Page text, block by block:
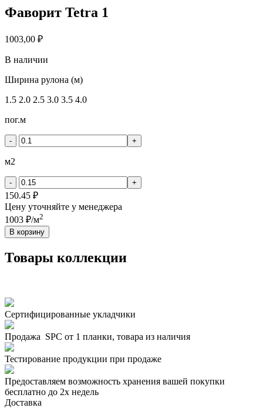
Фаворит Tetra 1
1003,00 ₽
В наличии
Количество
Фаворит
1
Ширина рулона (м)
1.5 2.0 2.5 3.0 3.5 4.0
пог.м
- +
м2
- +
150.45 ₽
Цену уточняйте у менеджера
1003 ₽/м2
В корзину
Товары коллекции
Сертифицированные укладчики
Продажа SPC от 1 планки, товара из наличия
Тестирование продукции при продаже
Предоставляем возможность хранения вашей покупки
бесплатно до 2х недель
Доставка